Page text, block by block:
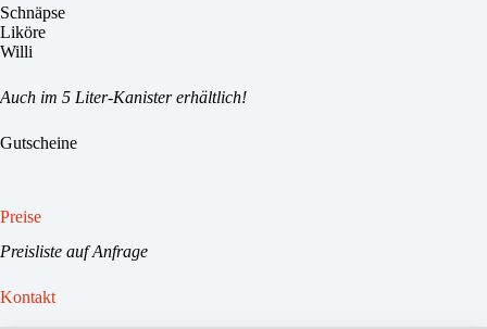
Schnäpse
Liköre
Willi
Auch im 5 Liter-Kanister erhältlich!
Gutscheine
Preise
Preisliste auf Anfrage
Kontakt